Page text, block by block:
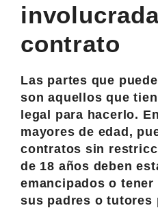
contrato
Las partes que
son aquellos que
legal para hacerlo.
mayores de edad,
contratos sin
de 18 años deben
emancipados o
sus padres o tutores